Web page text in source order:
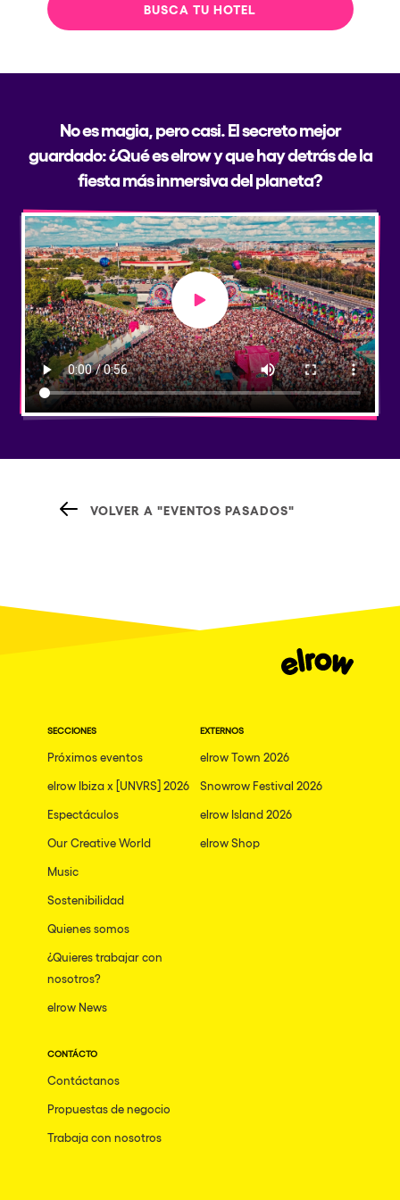
BUSCA TU HOTEL
No es magia, pero casi. El secreto mejor
guardado: ¿Qué es elrow y que hay detrás de la
fiesta más inmersiva del planeta?
Play video
VOLVER A "EVENTOS PASADOS"
SECCIONES
Próximos eventos
elrow Ibiza x [UNVRS] 2026
Espectáculos
Our Creative World
Music
Sostenibilidad
Quienes somos
¿Quieres trabajar con
nosotros?
elrow News
EXTERNOS
elrow Town 2026
Snowrow Festival 2026
elrow Island 2026
elrow Shop
CONTÁCTO
Contáctanos
Propuestas de negocio
Trabaja con nosotros